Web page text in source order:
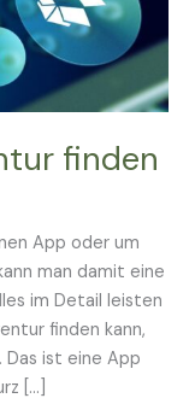
finden
App oder um
man damit eine
im Detail leisten
finden kann,
Das ist eine App
[…]